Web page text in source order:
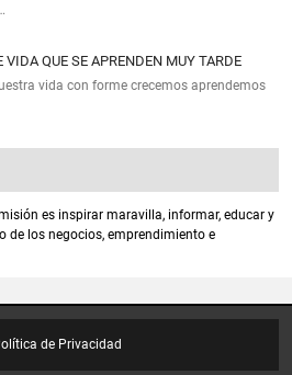
VIDA QUE SE APRENDEN MUY TARDE
vida con forme crecemos aprendemos
es inspirar maravilla, informar, educar y
de los negocios, emprendimiento e
de Privacidad